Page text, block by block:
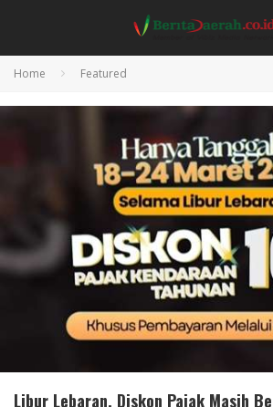
Home Featured
Libur Lebaran, Diskon Pajak Masih